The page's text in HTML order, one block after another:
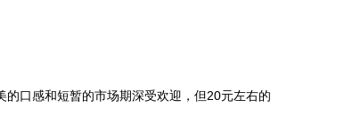
口感和短暂的市场期深受欢迎，但20元左右的